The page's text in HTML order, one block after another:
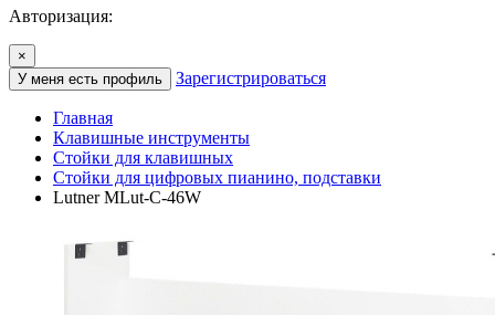
Авторизация:
×
У меня есть профиль
Зарегистрироваться
Главная
Клавишные инструменты
Стойки для клавишных
Стойки для цифровых пианино, подставки
Lutner MLut-C-46W